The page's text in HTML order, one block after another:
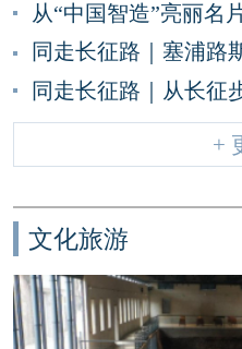
从“中国智造”亮丽名
同走长征路｜塞浦路
同走长征路｜从长征
+
文化旅游